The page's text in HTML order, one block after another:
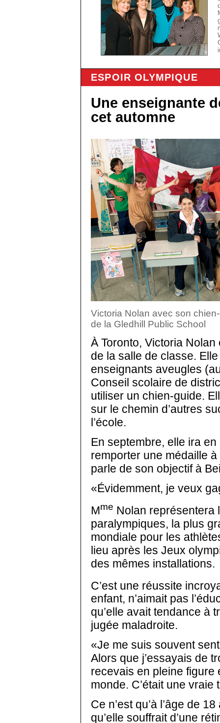
ESPOIR OLYMPIQUE
Une enseignante
cet automne
Victoria Nolan avec son
de la Gledhill Public School
À Toronto, Victoria
de la salle de classe.
enseignants aveugles
Conseil scolaire de
utiliser un chien-guide.
sur le chemin d’autres
l’école.
En septembre, elle ira
remporter une médaille à
parle de son objectif à
«Évidemment, je veux
Mme Nolan représentera
paralympiques, la plus
mondiale pour les
lieu après les Jeux
des mêmes installations.
C’est une réussite
enfant, n’aimait pas
qu’elle avait tendance à
jugée maladroite.
«Je me suis souvent
Alors que j’essayais de
recevais en pleine figure
monde. C’était une vraie
Ce n’est qu’à l’âge de
qu’elle souffrait d’une